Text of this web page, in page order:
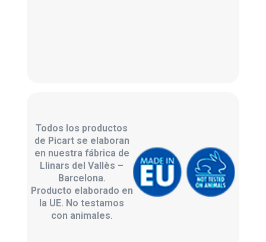
Todos los productos
de Picart se elaboran
en nuestra fábrica de
Llinars del Vallès –
Barcelona.
Producto elaborado en
la UE. No testamos
con animales.